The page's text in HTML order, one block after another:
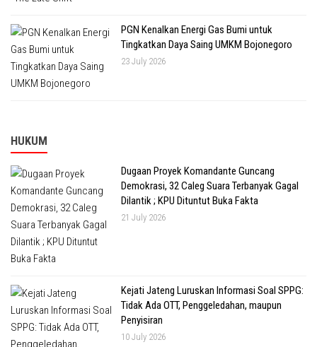
PGN Kenalkan Energi Gas Bumi untuk
Tingkatkan Daya Saing UMKM Bojonegoro
23 July 2026
HUKUM
Dugaan Proyek Komandante Guncang
Demokrasi, 32 Caleg Suara Terbanyak Gagal
Dilantik ; KPU Dituntut Buka Fakta
21 July 2026
Kejati Jateng Luruskan Informasi Soal SPPG:
Tidak Ada OTT, Penggeledahan, maupun
Penyisiran
10 July 2026